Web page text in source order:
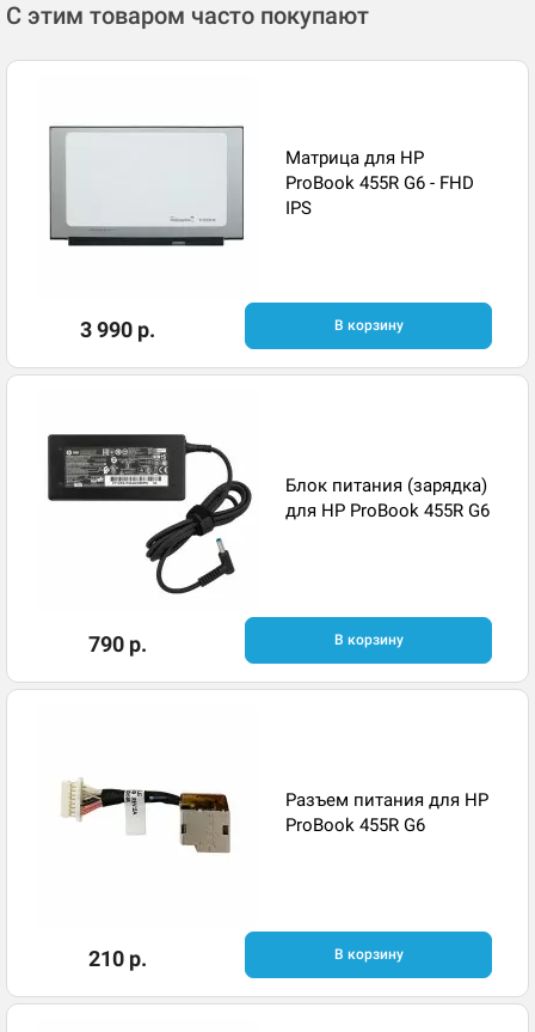
С этим товаром часто покупают
Матрица для HP
ProBook 455R G6 - FHD
IPS
3 990 р. В корзину
Блок питания (зарядка)
для HP ProBook 455R G6
790 р. В корзину
Разъем питания для HP
ProBook 455R G6
210 р. В корзину